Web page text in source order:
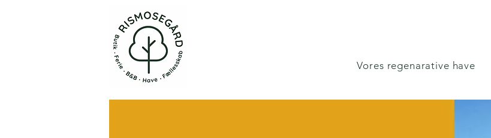
Vores regenarative have